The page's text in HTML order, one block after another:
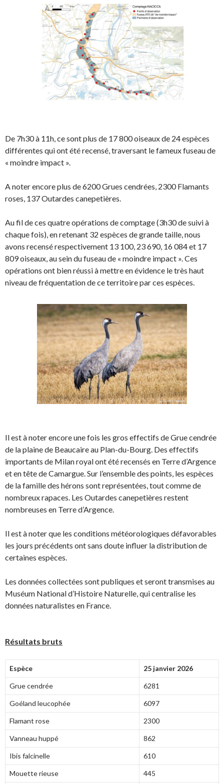
De 7h30 à 11h, ce sont plus de 17 800 oiseaux de 24 espèces
différentes qui ont été recensé, traversant le fameux fuseau de
« moindre impact ».
A noter encore plus de 6200 Grues cendrées, 2300 Flamants
roses, 137 Outardes canepetières.
Au fil de ces quatre opérations de comptage (3h30 de suivi à
chaque fois), en retenant 32 espèces de grande taille, nous
avons recensé respectivement 13 100, 23 690, 16 084 et 17
809 oiseaux, au sein du fuseau de « moindre impact ». Ces
opérations ont bien réussi à mettre en évidence le très haut
niveau de fréquentation de ce territoire par ces espèces.
Il est à noter encore une fois les gros effectifs de Grue cendrée
de la plaine de Beaucaire au Plan-du-Bourg. Des effectifs
importants de Milan royal ont été recensés en Terre d’Argence
et en tête de Camargue. Sur l’ensemble des points, les espèces
de la famille des hérons sont représentées, tout comme de
nombreux rapaces. Les Outardes canepetières restent
nombreuses en Terre d’Argence.
Il est à noter que les conditions météorologiques défavorables
les jours précédents ont sans doute influer la distribution de
certaines espèces.
Les données collectées sont publiques et seront transmises au
Muséum National d’Histoire Naturelle, qui centralise les
données naturalistes en France.
Résultats bruts
Espèce 25 janvier 2026
Grue cendrée 6281
Goéland leucophée 6097
Flamant rose 2300
Vanneau huppé 862
Ibis falcinelle 610
Mouette rieuse 445